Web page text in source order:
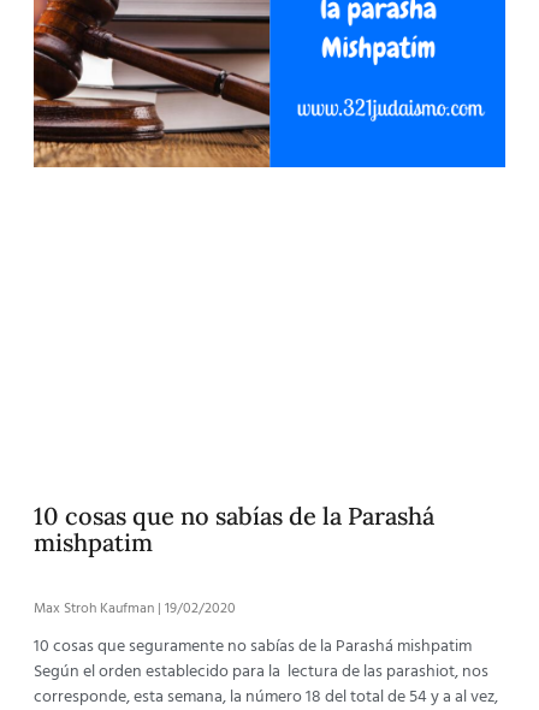
10 cosas que no sabías de la Parashá
mishpatim
Max Stroh Kaufman 19/02/2020
10 cosas que seguramente no sabías de la Parashá mishpatim
Según el orden establecido para la lectura de las parashiot, nos
corresponde, esta semana, la número 18 del total de 54 y a al vez,